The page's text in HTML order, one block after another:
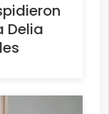
Delia